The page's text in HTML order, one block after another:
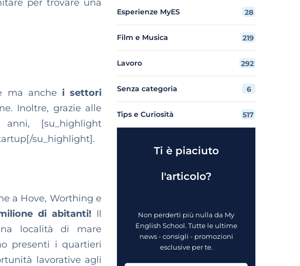
per trovare una
ma anche i settori
Inoltre, grazie alle
[su_highlight
su_highlight].
a Hove, Worthing e
di abitanti! Il
località di mare
presenti i quartieri
lavorative agli
Esperienze MyES 28
Film e Musica 219
Lavoro 292
Senza categoria 6
Tips e Curiosità 517
Ti è piaciuto
l'articolo?
Non perderti più nulla da My
English School. Tutte le ultime
news - consigli - promozioni
esclusive per te.